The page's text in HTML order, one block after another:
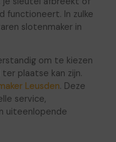
functioneert. In zulke
slotenmaker in
om te kiezen
plaatse kan zijn.
Leusden. Deze
service,
uiteenlopende